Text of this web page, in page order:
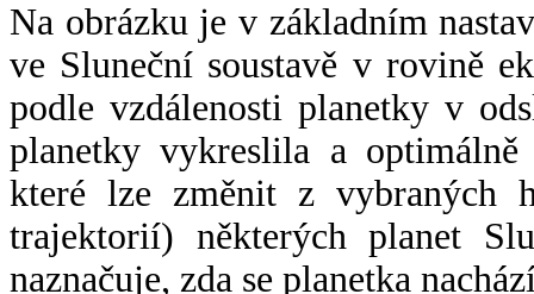
Na obrázku je v základním
ve Sluneční soustavě v rovině
podle vzdálenosti planetky v
planetky vykreslila a
které lze změnit z vybraných
trajektorií) některých planet
naznačuje, zda se planetka